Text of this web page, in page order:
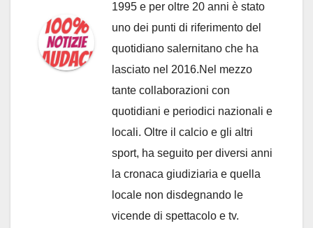
1995 e per oltre 20 anni è stato
uno dei punti di riferimento del
quotidiano salernitano che ha
lasciato nel 2016.Nel mezzo
tante collaborazioni con
quotidiani e periodici nazionali e
locali. Oltre il calcio e gli altri
sport, ha seguito per diversi anni
la cronaca giudiziaria e quella
locale non disdegnando le
vicende di spettacolo e tv.